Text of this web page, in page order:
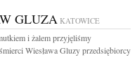
GLUZA KATOWICE
i żalem przyjęliśmy
Wiesława Gluzy przedsiębiorcy